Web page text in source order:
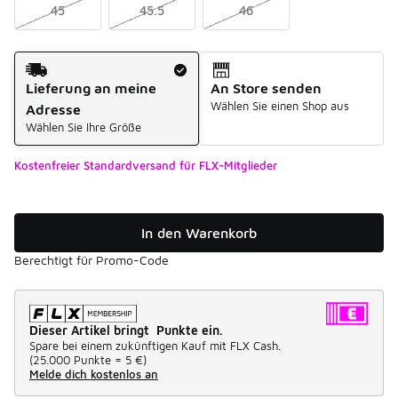
45 45.5 46
Versandart
Lieferung an meine
Adresse
Wählen Sie Ihre Größe
An Store senden
Wählen Sie einen Shop aus
Kostenfreier Standardversand für FLX-Mitglieder
In den Warenkorb
Berechtigt für Promo-Code
Dieser Artikel bringt Punkte ein.
Spare bei einem zukünftigen Kauf mit FLX Cash.
(25.000 Punkte = 5 €)
Melde dich kostenlos an